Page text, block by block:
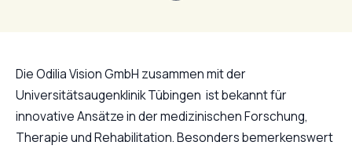
Die Odilia Vision GmbH zusammen mit der
Universitätsaugenklinik Tübingen ist bekannt für
innovative Ansätze in der medizinischen Forschung,
Therapie und Rehabilitation. Besonders bemerkenswert